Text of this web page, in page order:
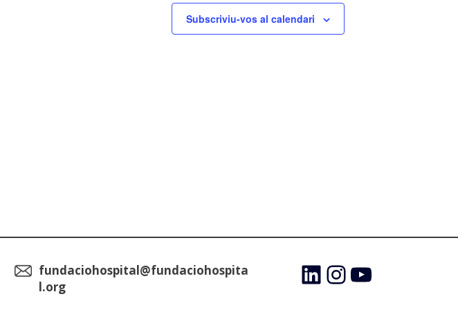
Subscriviu-vos al calendari
fundaciohospital@fundaciohospita
l.org
LinkedInInstagram
YouTube